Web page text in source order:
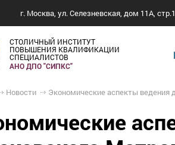
г. Москва, ул. Селезневская, дом 11А,
СТОЛИЧНЫЙ ИНСТИТУТ
ПОВЫШЕНИЯ КВАЛИФИКАЦИИ
СПЕЦИАЛИСТОВ
АНО ДПО "СИПКС"
Новости Экономические аспекты ведения договорной деятельности для